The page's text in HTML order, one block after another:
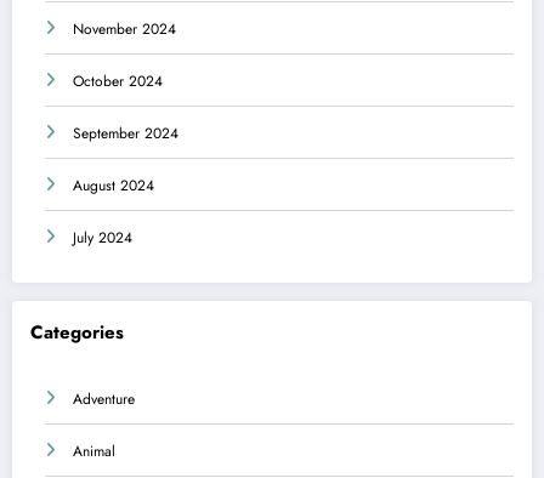
November 2024
October 2024
September 2024
August 2024
July 2024
Categories
Adventure
Animal